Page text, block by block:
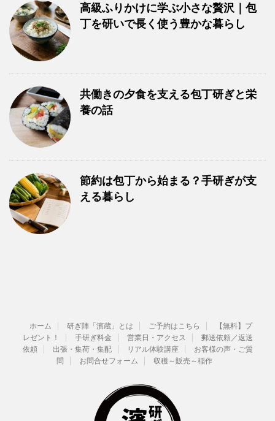
高級ふりかけに学ぶ小さな贅沢｜包
丁を研いで長く使う豊かな暮らし
共働きの夕食を支える包丁研ぎと栄
養の話
節約は包丁から始まる？手研ぎが支
える暮らし
ホーム 研ぎ陣「濱蔵」とは ご予約はこちら
【無料】プ
レゼント！
手研ぎ料金 営業日・アクセス
郵送依頼／返送
依頼
出張・集荷・集配 リアル体験講座
お客様の声・ご質
問
お問合せフォーム 収穫～販売～稲作